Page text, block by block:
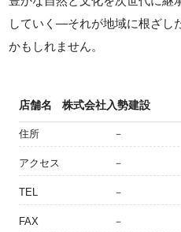
していく—それが地域に根ざし
かもしれません。
店舗名 株式会社入勢建設
住所 －
アクセス －
TEL －
FAX －